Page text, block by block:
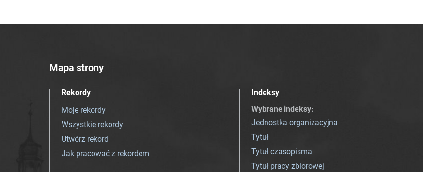
Mapa strony
Rekordy
Moje rekordy
Wszystkie rekordy
Utwórz rekord
Jak pracować z rekordem
Indeksy
Wybrane indeksy:
Jednostka organizacyjna
Tytuł
Tytuł czasopisma
Tytuł pracy zbiorowej